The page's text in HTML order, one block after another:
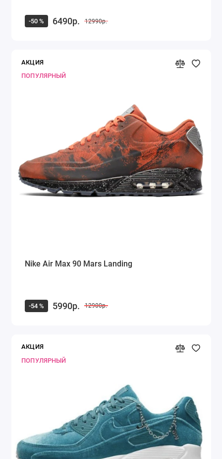
-50 % 6490р. 12990р.
АКЦИЯ
ПОПУЛЯРНЫЙ
Nike Air Max 90 Mars Landing
-54 % 5990р. 12900р.
АКЦИЯ
ПОПУЛЯРНЫЙ